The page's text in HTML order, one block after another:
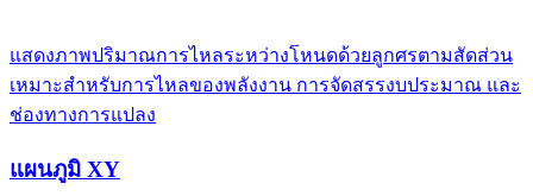
แสดงภาพปริมาณการไหลระหว่างโหนดด้วยลูกศรตามสัดส่วน
เหมาะสำหรับการไหลของพลังงาน การจัดสรรงบประมาณ และ
ช่องทางการแปลง
แผนภูมิ XY